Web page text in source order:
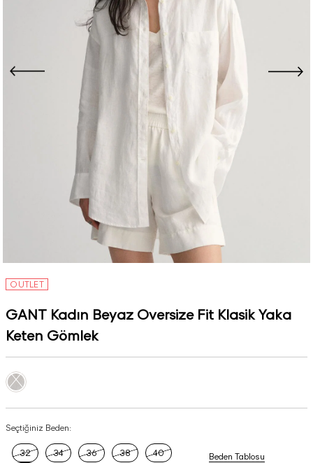
OUTLET
GANT Kadın Beyaz Oversize Fit Klasik Yaka
Keten Gömlek
Seçtiğiniz Beden:
32 34 36 38
40
Beden Tablosu